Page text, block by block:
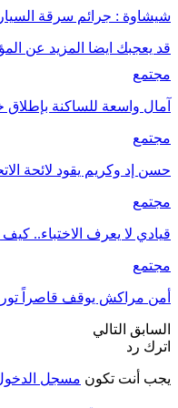
شيشاوة : جرائم سرقة
قد يعجبك ايضا المزيد عن
مجتمع
آمال واسعة للساكنة بإطلاق
مجتمع
حسن إد وكريم يقود لائحة
مجتمع
قيادي لا يعرف الاختباء..
مجتمع
أمن مراكش يوقف قاصراً
السابق التالي
اترك رد
يجب أنت تكون مسجل